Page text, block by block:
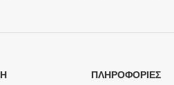
ΠΛΗΡΟΦΟΡΙΕΣ